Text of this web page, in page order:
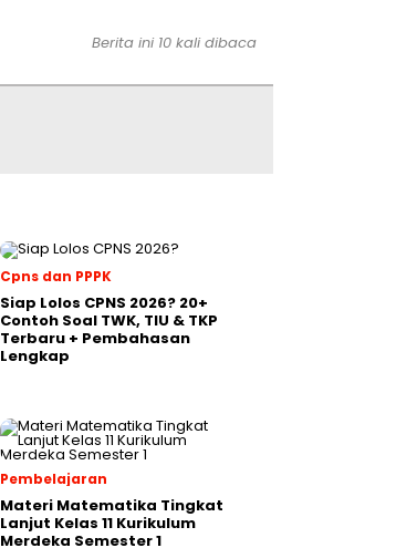
Berita ini 10 kali dibaca
Cpns dan PPPK
Siap Lolos CPNS 2026? 20+
Contoh Soal TWK, TIU & TKP
Terbaru + Pembahasan
Lengkap
Pembelajaran
Materi Matematika Tingkat
Lanjut Kelas 11 Kurikulum
Merdeka Semester 1